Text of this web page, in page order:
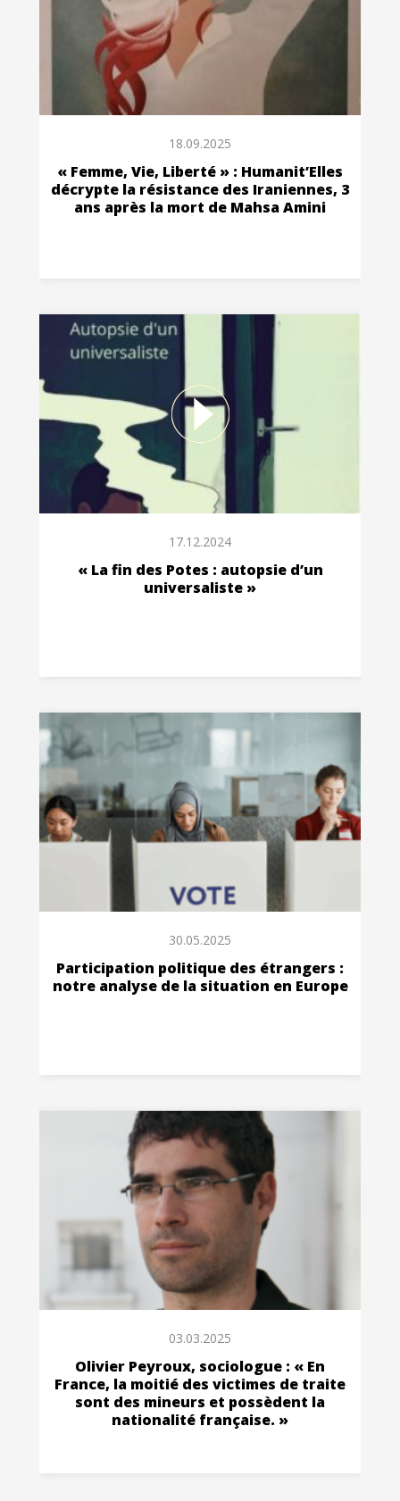
18.09.2025
« Femme, Vie, Liberté » : Humanit’Elles
décrypte la résistance des Iraniennes, 3
ans après la mort de Mahsa Amini
17.12.2024
« La fin des Potes : autopsie d’un
universaliste »
30.05.2025
Participation politique des étrangers :
notre analyse de la situation en Europe
03.03.2025
Olivier Peyroux, sociologue : « En
France, la moitié des victimes de traite
sont des mineurs et possèdent la
nationalité française. »